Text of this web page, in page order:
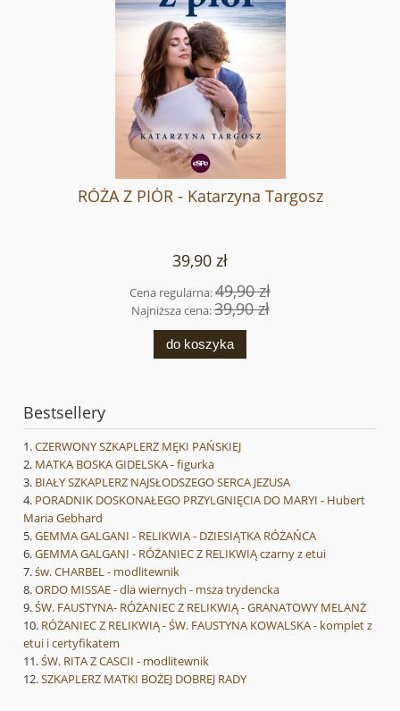
RÓŻA Z PIÓR - Katarzyna Targosz
39,90 zł
Cena regularna:49,90 zł
Najniższa cena:39,90 zł
do koszyka
Bestsellery
CZERWONY SZKAPLERZ MĘKI PAŃSKIEJ
MATKA BOSKA GIDELSKA - figurka
BIAŁY SZKAPLERZ NAJSŁODSZEGO SERCA JEZUSA
PORADNIK DOSKONAŁEGO PRZYLGNIĘCIA DO MARYI - Hubert
Maria Gebhard
GEMMA GALGANI - RELIKWIA - DZIESIĄTKA RÓŻAŃCA
GEMMA GALGANI - RÓŻANIEC Z RELIKWIĄ czarny z etui
św. CHARBEL - modlitewnik
ORDO MISSAE - dla wiernych - msza trydencka
ŚW. FAUSTYNA- RÓŻANIEC Z RELIKWIĄ - GRANATOWY MELANŻ
RÓŻANIEC Z RELIKWIĄ - ŚW. FAUSTYNA KOWALSKA - komplet z
etui i certyfikatem
ŚW. RITA Z CASCII - modlitewnik
SZKAPLERZ MATKI BOŻEJ DOBREJ RADY